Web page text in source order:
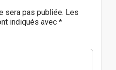
sera pas publiée. Les
indiqués avec *